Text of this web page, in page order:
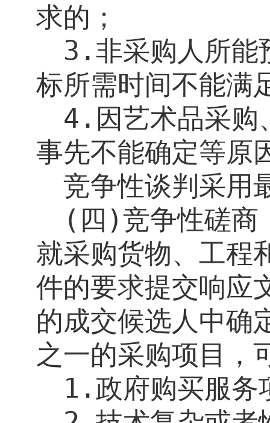
求的；
3.非采购人所能
标所需时间不能满
4. 因艺术品采
事先不能确定等原
竞争性谈判采用
( 四 )竞争性磋商
就采购货物、工程
件的要求提交响应
的成交候选人中确
之一的采购项目，
1. 政府购买服务